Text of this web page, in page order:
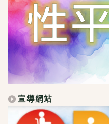
宣導網站